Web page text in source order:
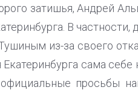
затишья, Андрей
В
из-за своего
Екатеринбурга сама
просьбы